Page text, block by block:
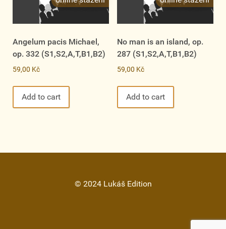
Angelum pacis Michael,
op. 332 (S1,S2,A,T,B1,B2)
59,00 Kč
Add to cart
No man is an island, op.
287 (S1,S2,A,T,B1,B2)
59,00 Kč
Add to cart
© 2024 Lukáš Edition